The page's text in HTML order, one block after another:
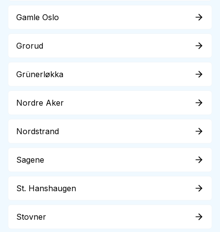
Gamle Oslo
Grorud
Grünerløkka
Nordre Aker
Nordstrand
Sagene
St. Hanshaugen
Stovner